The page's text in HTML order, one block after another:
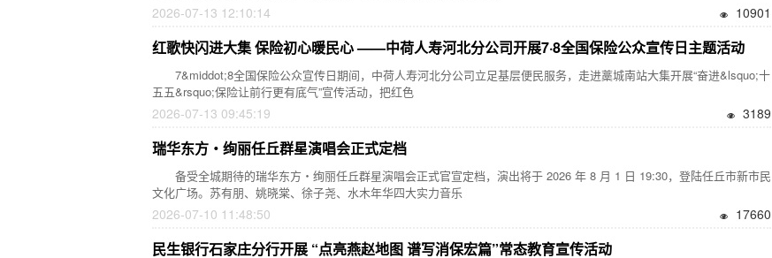
2026-07-13 12:10:14 10901
红歌快闪进大集 保险初心暖民心 ——中荷人寿河北分公司开展7·8全国保险公众宣传日主题活动
7&middot;8全国保险公众宣传日期间，中荷人寿河北分公司立足基层便民服务，走进藁城南站大集开展“奋进&lsquo;十
五五&rsquo;保险让前行更有底气”宣传活动，把红色
2026-07-13 09:45:19 3189
瑞华东方・绚丽任丘群星演唱会正式定档
备受全城期待的瑞华东方・绚丽任丘群星演唱会正式官宣定档，演出将于 2026 年 8 月 1 日 19:30，登陆任丘市新市民
文化广场。苏有朋、姚晓棠、徐子尧、水木年华四大实力音乐
2026-07-10 11:48:50 17660
民生银行石家庄分行开展 “点亮燕赵地图 谱写消保宏篇”常态教育宣传活动